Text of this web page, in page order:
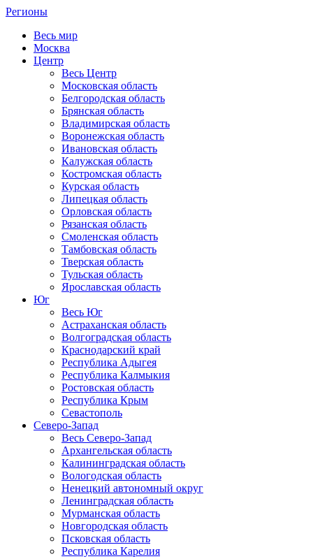
Регионы
Весь мир
Москва
Центр
Весь Центр
Московская область
Белгородская область
Брянская область
Владимирская область
Воронежская область
Ивановская область
Калужская область
Костромская область
Курская область
Липецкая область
Орловская область
Рязанская область
Смоленская область
Тамбовская область
Тверская область
Тульская область
Ярославская область
Юг
Весь Юг
Астраханская область
Волгоградская область
Краснодарский край
Республика Адыгея
Республика Калмыкия
Ростовская область
Республика Крым
Севастополь
Северо-Запад
Весь Северо-Запад
Архангельская область
Калининградская область
Вологодская область
Ненецкий автономный округ
Ленинградская область
Мурманская область
Новгородская область
Псковская область
Республика Карелия